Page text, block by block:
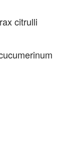
citrulli